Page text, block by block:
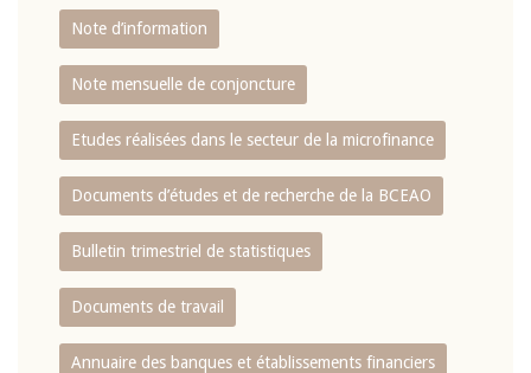
Note d’information
Note mensuelle de conjoncture
Etudes réalisées dans le secteur de la microfinance
Documents d’études et de recherche de la BCEAO
Bulletin trimestriel de statistiques
Documents de travail
Annuaire des banques et établissements financiers